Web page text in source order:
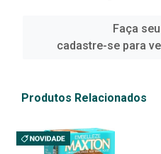
Faça
cadastre-se para
Produtos Relacionados